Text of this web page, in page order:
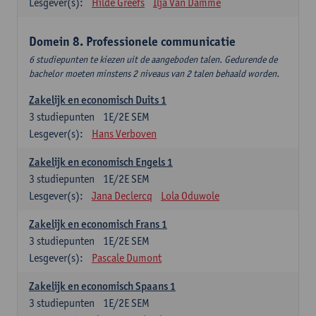
Domein 8. Professionele communicatie
6 studiepunten te kiezen uit de aangeboden talen. Gedurende de
bachelor moeten minstens 2 niveaus van 2 talen behaald worden.
Zakelijk en economisch Duits 1
1E/2E SEM
3 studiepunten
Lesgever(s):
Hans Verboven
Zakelijk en economisch Engels 1
1E/2E SEM
3 studiepunten
Lesgever(s):
Jana Declercq Lola Oduwole
Zakelijk en economisch Frans 1
1E/2E SEM
3 studiepunten
Lesgever(s):
Pascale Dumont
Zakelijk en economisch Spaans 1
1E/2E SEM
3 studiepunten